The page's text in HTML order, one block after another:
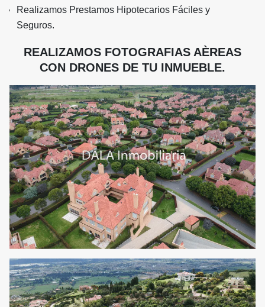
Realizamos Prestamos Hipotecarios Fáciles y
Seguros.
REALIZAMOS FOTOGRAFIAS AÈREAS
CON DRONES DE TU INMUEBLE.